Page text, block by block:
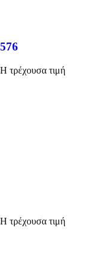
Η τρέχουσα τιμή
Η τρέχουσα τιμή